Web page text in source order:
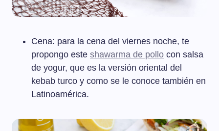
Cena: para la cena del viernes noche, te
propongo este shawarma de pollo con salsa
de yogur, que es la versión oriental del
kebab turco y como se le conoce también en
Latinoamérica.